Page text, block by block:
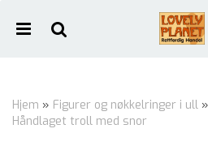
Hjem » Figurer og nøkkelringer i ull »
Håndlaget troll med snor